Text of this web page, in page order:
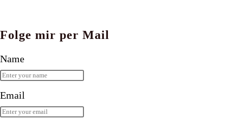
Folge mir per Mail
Name
Email